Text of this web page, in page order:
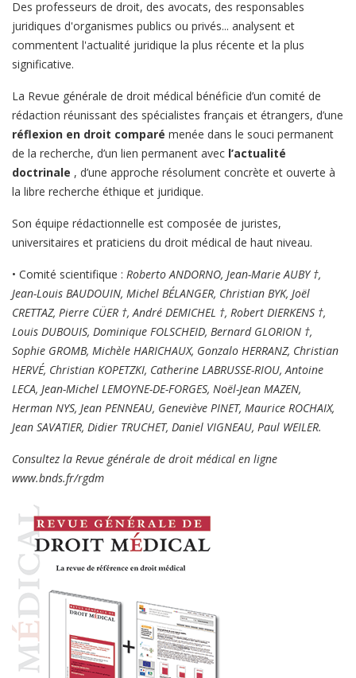
Des professeurs de droit, des avocats, des responsables
juridiques d'organismes publics ou privés... analysent et
commentent l'actualité juridique la plus récente et la plus
significative.
La Revue générale de droit médical bénéficie d’un comité de
rédaction réunissant des spécialistes français et étrangers, d’une
réflexion en droit comparé menée dans le souci permanent
de la recherche, d’un lien permanent avec l’actualité
doctrinale , d’une approche résolument concrète et ouverte à
la libre recherche éthique et juridique.
Son équipe rédactionnelle est composée de juristes,
universitaires et praticiens du droit médical de haut niveau.
• Comité scientifique : Roberto ANDORNO, Jean-Marie AUBY †,
Jean-Louis BAUDOUIN, Michel BÉLANGER, Christian BYK, Joël
CRETTAZ, Pierre CÜER †, André DEMICHEL †, Robert DIERKENS †,
Louis DUBOUIS, Dominique FOLSCHEID, Bernard GLORION †,
Sophie GROMB, Michèle HARICHAUX, Gonzalo HERRANZ, Christian
HERVÉ, Christian KOPETZKI, Catherine LABRUSSE-RIOU, Antoine
LECA, Jean-Michel LEMOYNE-DE-FORGES, Noël-Jean MAZEN,
Herman NYS, Jean PENNEAU, Geneviève PINET, Maurice ROCHAIX,
Jean SAVATIER, Didier TRUCHET, Daniel VIGNEAU, Paul WEILER.
Consultez la Revue générale de droit médical en ligne
www.bnds.fr/rgdm